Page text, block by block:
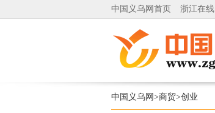
中国义乌网首页 浙江在线
中国义乌网 >商贸>创业